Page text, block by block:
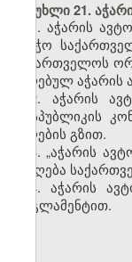
მუხლი 21.
1. აჭარის
საბჭო
საქართველოს
მიღებულ
2. აჭარის
რესპუბლიკის
მიღების გზით.
3. „აჭარის
მიიღება
4. აჭარის
რეგლამენტით.